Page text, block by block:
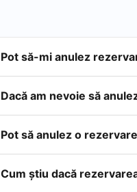
Pot să-mi anulez
Dacă am nevoie să
Pot să anulez o
Cum ştiu dacă